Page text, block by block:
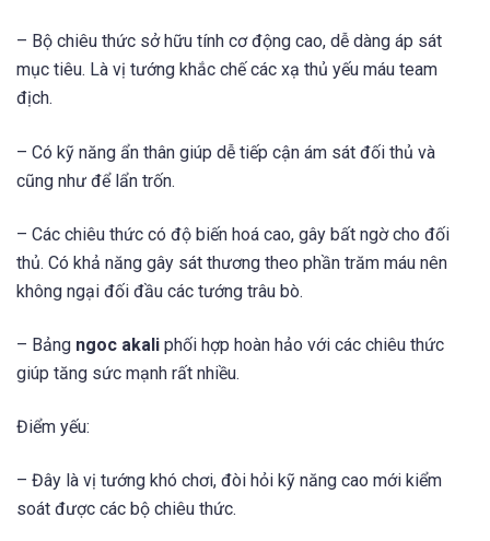
– Bộ chiêu thức sở hữu tính cơ động cao, dễ dàng áp sát
mục tiêu. Là vị tướng khắc chế các xạ thủ yếu máu team
địch.
– Có kỹ năng ẩn thân giúp dễ tiếp cận ám sát đối thủ và
cũng như để lẩn trốn.
– Các chiêu thức có độ biến hoá cao, gây bất ngờ cho đối
thủ. Có khả năng gây sát thương theo phần trăm máu nên
không ngại đối đầu các tướng trâu bò.
– Bảng ngoc akali phối hợp hoàn hảo với các chiêu thức
giúp tăng sức mạnh rất nhiều.
Điểm yếu:
– Đây là vị tướng khó chơi, đòi hỏi kỹ năng cao mới kiểm
soát được các bộ chiêu thức.